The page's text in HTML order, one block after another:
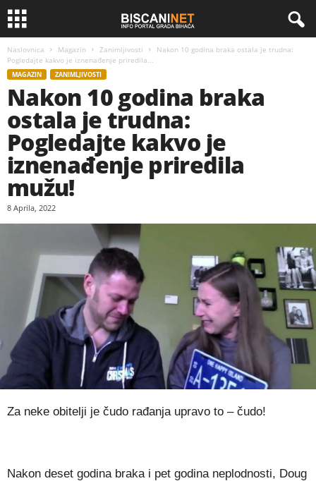
Naslovnica Magazin Zanimljivosti
Nakon 10 godina braka ostala je trudna:
Pogledajte kakvo je iznenađenje priredila...
MAGAZIN ZANIMLJIVOSTI
Nakon 10 godina braka
ostala je trudna:
Pogledajte kakvo je
iznenađenje priredila
mužu!
8 Aprila, 2022
Za neke obitelji je čudo rađanja upravo to – čudo!
Nakon deset godina braka i pet godina neplodnosti, Doug